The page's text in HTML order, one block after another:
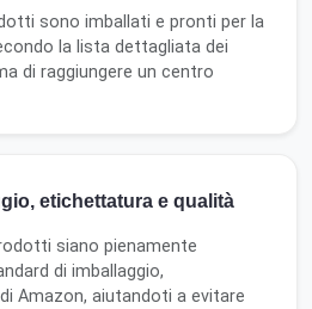
sono imballati e pronti per la
la lista dettagliata dei
di raggiungere un centro
etichettatura e qualità
siano pienamente
di imballaggio,
Amazon, aiutandoti a evitare